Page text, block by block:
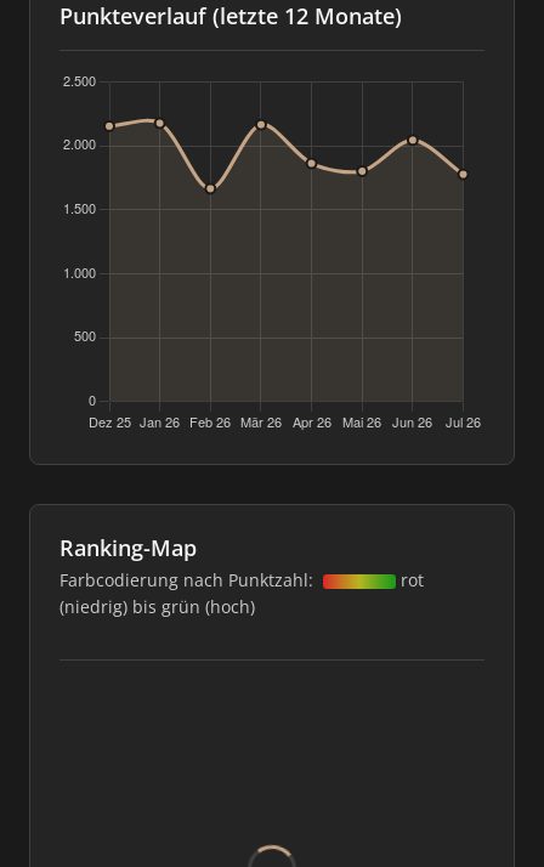
Punkteverlauf (letzte 12 Monate)
Ranking-Map
Farbcodierung nach Punktzahl:
rot
(niedrig) bis grün (hoch)